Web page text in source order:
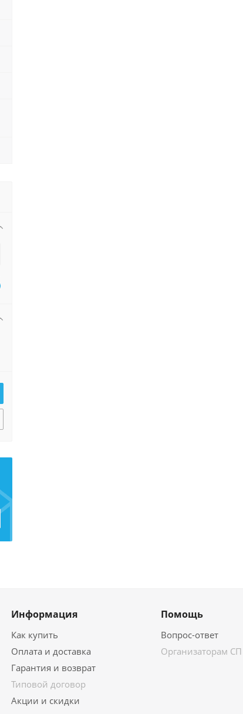
Информация
Как купить
Оплата и доставка
Гарантия и возврат
Типовой договор
Акции и скидки
Помощь
Вопрос-ответ
Организаторам СП